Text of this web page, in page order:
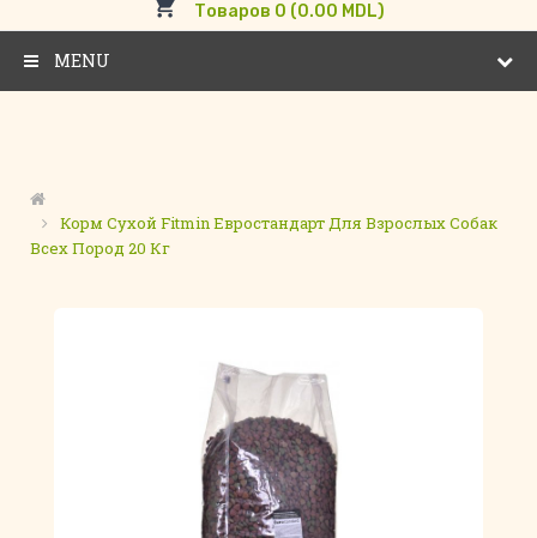
Товаров 0 (0.00 MDL)
MENU
Корм Сухой Fitmin Евростандарт Для Взрослых Собак
Всех Пород 20 Кг